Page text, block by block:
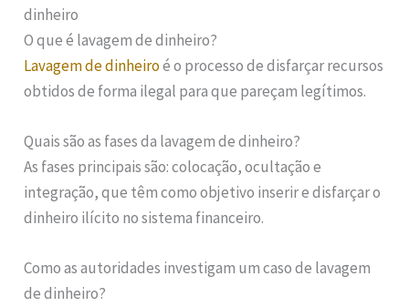
dinheiro
O que é lavagem de dinheiro?
Lavagem de dinheiroé o processo de disfarçar recursos
obtidos de forma ilegal para que pareçam legítimos.
Quais são as fases da lavagem de dinheiro?
As fases principais são: colocação, ocultação e
integração, que têm como objetivo inserir e disfarçar o
dinheiro ilícito no sistema financeiro.
Como as autoridades investigam um caso de lavagem
de dinheiro?